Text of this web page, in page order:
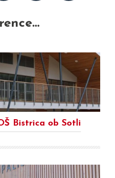
Bistrica ob Sotli